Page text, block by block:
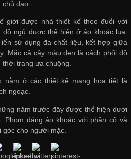
đạo.
giới được nhà thiết kế theo đuổi với
đồ ngủ được thể hiện ở áo khoác lụa.
sử dụng đa chất liệu, kết hợp giữa
Mặc cả cây màu đen là cách phối đồ
trang ưa chuộng.
nằm ở các thiết kế mang họa tiết là
ngoạc.
năm trước đây được thể hiện dưới
Phom dáng áo khoác với phần cổ và
cho người mặc.